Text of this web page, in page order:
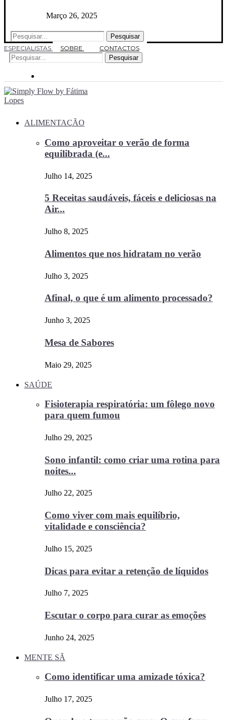
Março 26, 2025
Pesquisar
ESPECIALISTAS
SOBRE
CONTACTOS
Pesquisar
ALIMENTAÇÃO
Como aproveitar o verão de forma
equilibrada (e...
Julho 14, 2025
5 Receitas saudáveis, fáceis e deliciosas na
Air...
Julho 8, 2025
Alimentos que nos hidratam no verão
Julho 3, 2025
Afinal, o que é um alimento processado?
Junho 3, 2025
Mesa de Sabores
Maio 29, 2025
SAÚDE
Fisioterapia respiratória: um fôlego novo
para quem fumou
Julho 29, 2025
Sono infantil: como criar uma rotina para
noites...
Julho 22, 2025
Como viver com mais equilíbrio,
vitalidade e consciência?
Julho 15, 2025
Dicas para evitar a retenção de líquidos
Julho 7, 2025
Escutar o corpo para curar as emoções
Junho 24, 2025
MENTE SÃ
Como identificar uma amizade tóxica?
Julho 17, 2025